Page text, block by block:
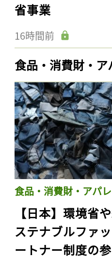
省事業
16時間前
食品・消費財・ア
食品・消費財・アパ
【日本】環境省
ステナブルファ
ートナー制度の